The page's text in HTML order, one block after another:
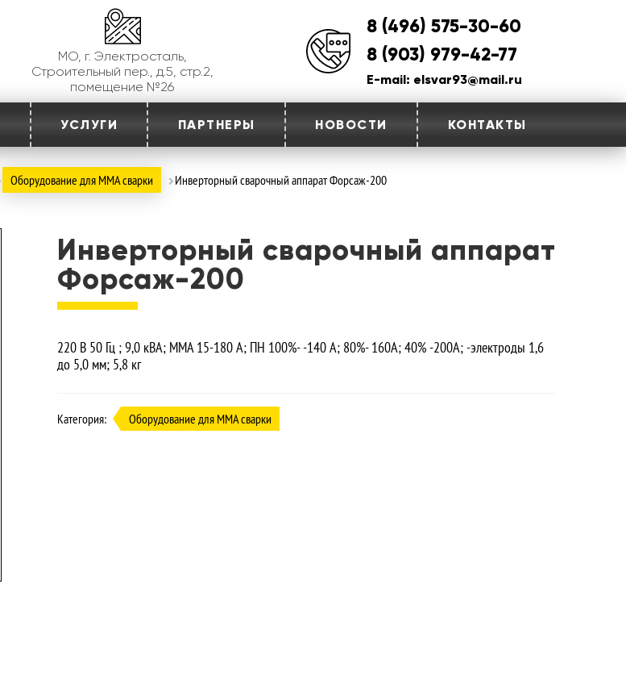
МО, г. Электросталь,
Строительный пер., д.5, стр.2,
помещение №26
8 (496) 575-30-60
8 (903) 979-42-77
E-mail: elsvar93@mail.ru
УСЛУГИ ПАРТНЕРЫ НОВОСТИ КОНТАКТЫ
Оборудование для MMA сварки Инверторный сварочный аппарат Форсаж-200
Инверторный сварочный аппарат
Форсаж-200
220 В 50 Гц ; 9,0 кВА; ММА 15-180 A; ПН 100%- -140 A; 80%- 160А; 40% -200А; -электроды 1,6
до 5,0 мм; 5,8 кг
Категория: Оборудование для MMA сварки